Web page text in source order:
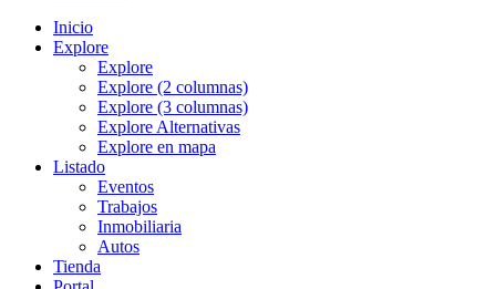
Inicio
Explore
Explore
Explore (2 columnas)
Explore (3 columnas)
Explore Alternativas
Explore en mapa
Listado
Eventos
Trabajos
Inmobiliaria
Autos
Tienda